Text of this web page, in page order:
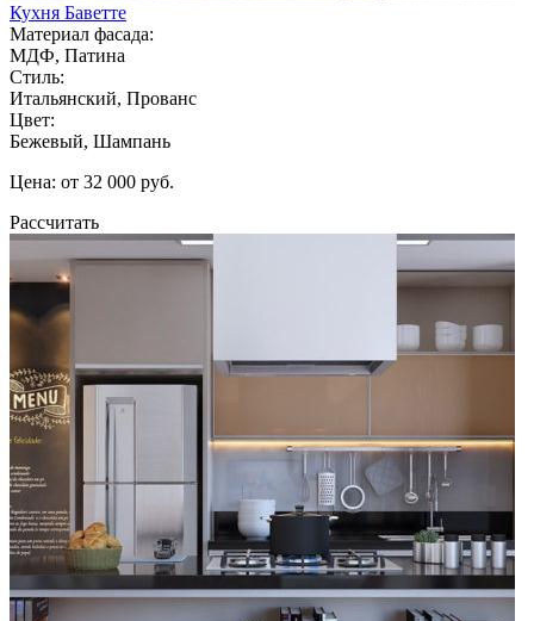
Кухня Баветте
Материал фасада:
МДФ, Патина
Стиль:
Итальянский, Прованс
Цвет:
Бежевый, Шампань
Цена: от 32 000 руб.
Рассчитать